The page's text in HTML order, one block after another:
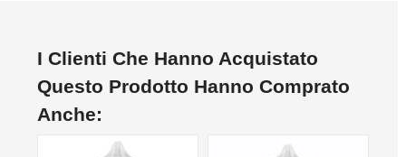
I Clienti Che Hanno Acquistato
Questo Prodotto Hanno Comprato
Anche: